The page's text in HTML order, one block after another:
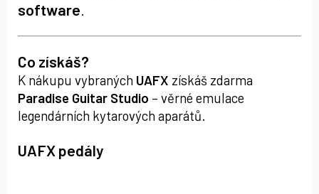
software.
Co získáš?
K nákupu vybraných UAFX získáš zdarma
Paradise Guitar Studio – věrné emulace
legendárních kytarových aparátů.
UAFX pedály